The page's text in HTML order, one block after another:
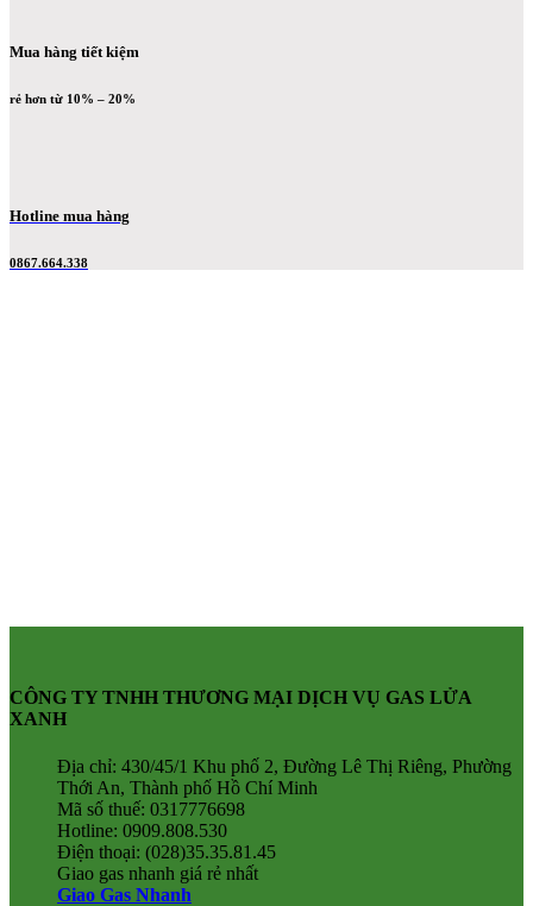
Mua hàng tiết kiệm
rẻ hơn từ 10% – 20%
Hotline mua hàng
0867.664.338
CÔNG TY TNHH THƯƠNG MẠI DỊCH VỤ GAS LỬA
XANH
Địa chỉ: 430/45/1 Khu phố 2, Đường Lê Thị Riêng, Phường
Thới An, Thành phố Hồ Chí Minh
Mã số thuế: 0317776698
Hotline: 0909.808.530
Điện thoại: (028)35.35.81.45
Giao gas nhanh giá rẻ nhất
Giao Gas Nhanh